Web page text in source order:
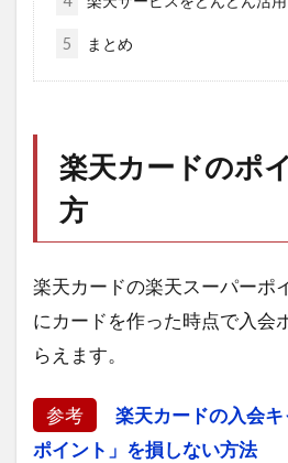
5 まとめ
楽天カードのポ
方
楽天カードの楽天スーパーポ
にカードを作った時点で入会
らえます。
参考
楽天カードの入会
ポイント」を損しない方法